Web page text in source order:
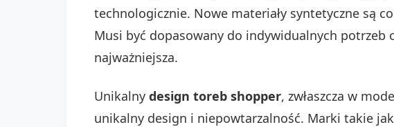
technologicznie. Nowe materiały syntetyczne są
Musi być dopasowany do indywidualnych potrzeb
najważniejsza.
Unikalny design toreb shopper, zwłaszcza w
unikalny design i niepowtarzalność. Marki takie